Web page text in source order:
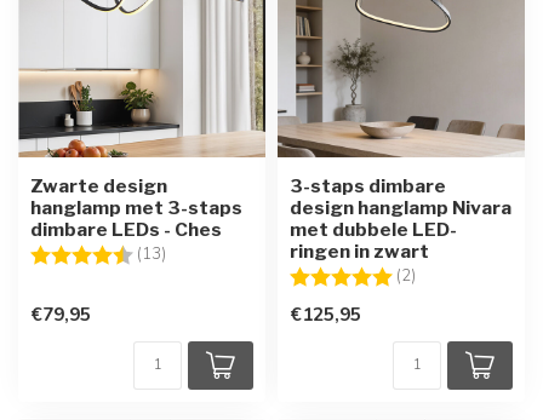
Zwarte design
hanglamp met 3-staps
dimbare LEDs - Ches
Beoordeling: (13)
€79,95
3-staps dimbare
design hanglamp Nivara
met dubbele LED-
ringen in zwart
Beoordeling: (2)
€125,95